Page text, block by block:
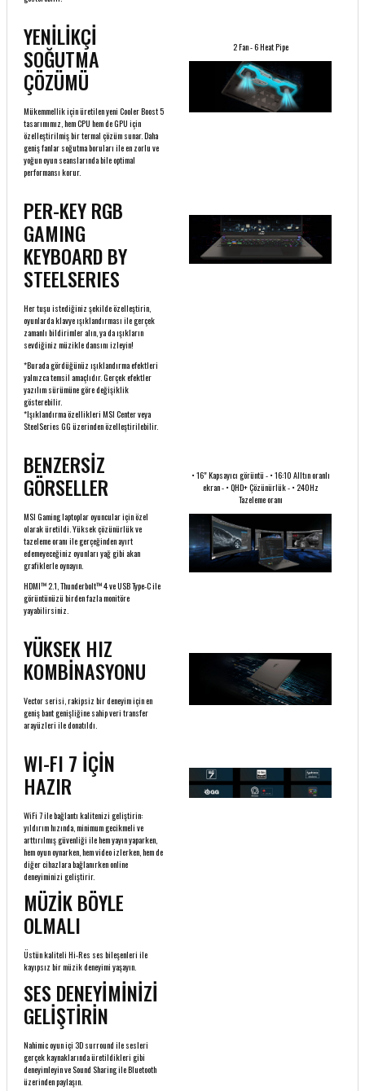
YENİLİKÇİ
SOĞUTMA
ÇÖZÜMÜ
Mükemmellik için üretilen yeni Cooler Boost 5
tasarımımız, hem CPU hem de GPU için
özelleştirilmiş bir termal çözüm sunar. Daha
geniş fanlar soğutma boruları ile en zorlu ve
yoğun oyun seanslarında bile optimal
performansı korur.
2 Fan - 6 Heat Pipe
PER-KEY RGB
GAMING
KEYBOARD BY
STEELSERIES
Her tuşu istediğiniz şekilde özelleştirin,
oyunlarda klavye ışıklandırması ile gerçek
zamanlı bildirimler alın, ya da ışıkların
sevdiğiniz müzikle dansını izleyin!
*Burada gördüğünüz ışıklandırma efektleri
yalnızca temsil amaçlıdır. Gerçek efektler
yazılım sürümüne göre değişiklik
gösterebilir.
*Işıklandırma özellikleri MSI Center veya
SteelSeries GG üzerinden özelleştirilebilir.
BENZERSİZ
GÖRSELLER
MSI Gaming laptoplar oyuncular için özel
olarak üretildi. Yüksek çözünürlük ve
tazeleme oranı ile gerçeğinden ayırt
edemeyeceğiniz oyunları yağ gibi akan
grafiklerle oynayın.
HDMI™ 2.1, Thunderbolt™ 4 ve USB Type-C ile
görüntünüzü birden fazla monitöre
yayabilirsiniz.
• 16" Kapsayıcı görüntü - • 16:10 Alltın oranlı
ekran - • QHD+ Çözünürlük - • 240Hz
Tazeleme oranı
YÜKSEK HIZ
KOMBİNASYONU
Vector serisi, rakipsiz bir deneyim için en
geniş bant genişliğine sahip veri transfer
arayüzleri ile donatıldı.
WI-FI 7 İÇİN
HAZIR
WiFi 7 ile bağlantı kalitenizi geliştirin:
yıldırım hızında, minimum gecikmeli ve
arttırılmış güvenliği ile hem yayın yaparken,
hem oyun oynarken, hem video izlerken, hem de
diğer cihazlara bağlanırken online
deneyiminizi geliştirir.
MÜZİK BÖYLE
OLMALI
Üstün kaliteli Hi-Res ses bileşenleri ile
kayıpsız bir müzik deneyimi yaşayın.
SES DENEYİMİNİZİ
GELİŞTİRİN
Nahimic oyun içi 3D surround ile sesleri
gerçek kaynaklarında üretildikleri gibi
deneyimleyin ve Sound Sharing ile Bluetooth
üzerinden paylaşın.